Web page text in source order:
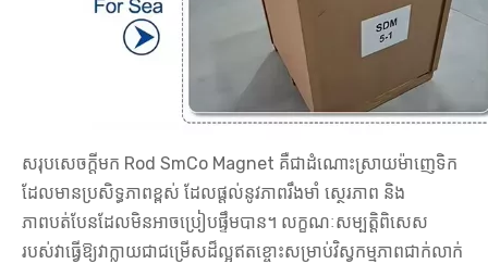
សរុបសេចក្តីមក Rod SmCo Magnet គឺជាដំណោះស្រាយម៉ាញេទិក
ដែលមានប្រសិទ្ធភាពខ្ពស់ ដែលផ្តល់នូវភាពរឹងមាំ ស្ថេរភាព និង
ភាពបត់បែនដែលមិនអាចប្រៀបផ្ទឹមបាន។ លក្ខណៈសម្បត្តិពិសេស
របស់វាធ្វើឱ្យវាក្លាយជាជម្រើសដ៏ល្អឥតខ្ចោះសម្រាប់វិស្វកម្មភាពជាក់លាក់